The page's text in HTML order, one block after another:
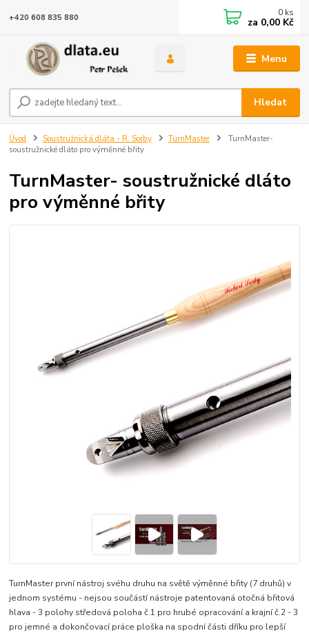
Menu
Hledat
+420 608 835 880 0 ks
za 0,00 Kč
Úvod Soustružnická dláta - R. Sorby TurnMaster
TurnMaster-
soustružnické dláto pro výměnné břity
TurnMaster- soustružnické dláto
pro výměnné břity
TurnMaster první nástroj svéhu druhu na světě výměnné břity (7 druhů) v
jednom systému - nejsou součástí nástroje patentovaná otočná břitová
hlava - 3 polohy středová poloha č.1 pro hrubé opracování a krajní č.2 - 3
pro jemné a dokončovací práce ploška na spodní části dříku pro lepší